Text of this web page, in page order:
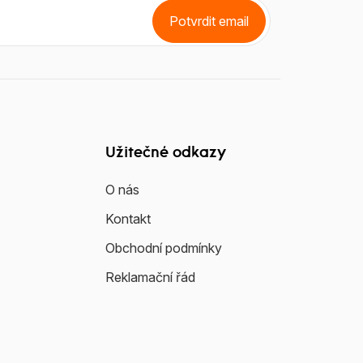
Potvrdit email
Užitečné odkazy
O nás
Kontakt
Obchodní podmínky
Reklamační řád